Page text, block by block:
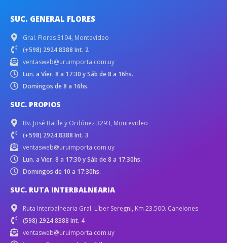
SUC. GENERAL FLORES
Gral. Flores 3194, Montevideo
(+598) 2924 8388 Int. 2
ventasweb@uruimporta.com.uy
Lun. a Vier. 8 a 17:30 y Sáb de 8 a 16hs.
Domingos de 8 a 16hs.
SUC. PROPIOS
Bv. José Batlle y Ordóñez 3293, Montevideo
(+598) 2924 8388 Int. 3
ventasweb@uruimporta.com.uy
Lun. a Vier. 8 a 17:30 y Sáb de 8 a 17:30hs.
Domingos de 10 a 17:30hs.
SUC. RUTA INTERBALNEARIA
Ruta Interbalnearia Gral. Líber Seregni, Km 23.500. Canelones
(598) 2924 8388 Int. 4
ventasweb@uruimporta.com.uy